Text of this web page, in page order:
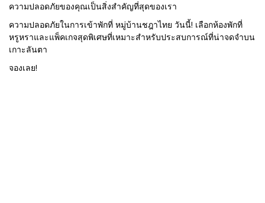
ความปลอดภัยของคุณเป็นสิ่งสำคัญที่สุดของเรา
ความปลอดภัยในการเข้าพักที่ หมู่บ้านชฎาไทย วันนี้! เลือกห้องพักที่
หรูหราและแพ็คเกจสุดพิเศษที่เหมาะสำหรับประสบการณ์ที่น่าจดจำบน
เกาะลันตา
จองเลย!